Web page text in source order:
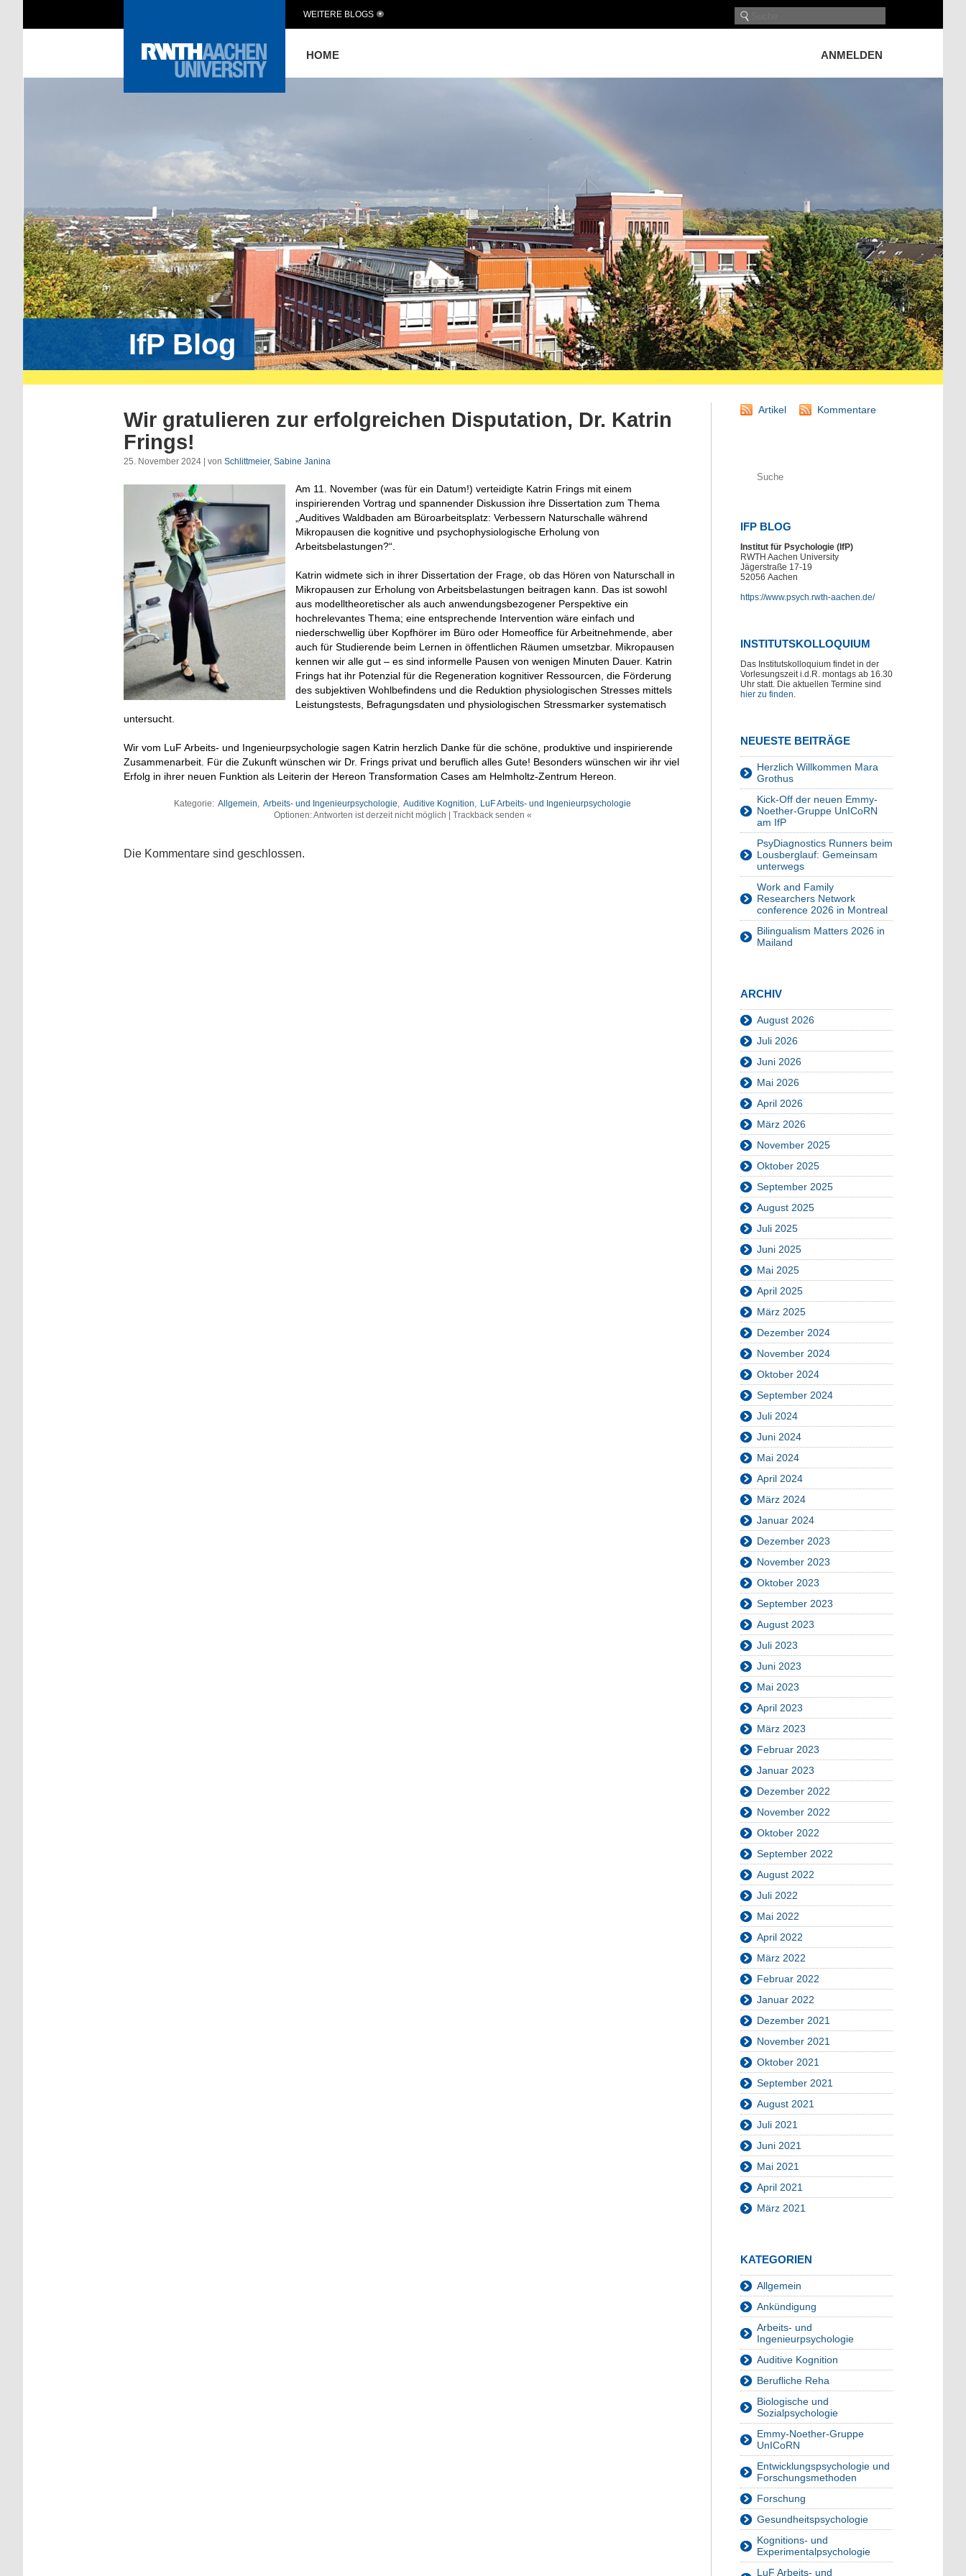
HOME ANMELDEN
WEITERE BLOGS
IfP Blog
Wir gratulieren zur erfolgreichen Disputation, Dr. Katrin
Frings!
25. November 2024 | von Schlittmeier, Sabine Janina
Am 11. November (was für ein Datum!) verteidigte Katrin Frings mit einem
inspirierenden Vortrag und spannender Diskussion ihre Dissertation zum Thema
„Auditives Waldbaden am Büroarbeitsplatz: Verbessern Naturschalle während
Mikropausen die kognitive und psychophysiologische Erholung von
Arbeitsbelastungen?“.
Katrin widmete sich in ihrer Dissertation der Frage, ob das Hören von Naturschall in
Mikropausen zur Erholung von Arbeitsbelastungen beitragen kann. Das ist sowohl
aus modelltheoretischer als auch anwendungsbezogener Perspektive ein
hochrelevantes Thema; eine entsprechende Intervention wäre einfach und
niederschwellig über Kopfhörer im Büro oder Homeoffice für Arbeitnehmende, aber
auch für Studierende beim Lernen in öffentlichen Räumen umsetzbar. Mikropausen
kennen wir alle gut – es sind informelle Pausen von wenigen Minuten Dauer. Katrin
Frings hat ihr Potenzial für die Regeneration kognitiver Ressourcen, die Förderung
des subjektiven Wohlbefindens und die Reduktion physiologischen Stresses mittels
Leistungstests, Befragungsdaten und physiologischen Stressmarker systematisch
untersucht.
Wir vom LuF Arbeits- und Ingenieurpsychologie sagen Katrin herzlich Danke für die schöne, produktive und inspirierende
Zusammenarbeit. Für die Zukunft wünschen wir Dr. Frings privat und beruflich alles Gute! Besonders wünschen wir ihr viel
Erfolg in ihrer neuen Funktion als Leiterin der Hereon Transformation Cases am Helmholtz-Zentrum Hereon.
Kategorie: Allgemein Arbeits- und Ingenieurpsychologie Auditive Kognition
LuF Arbeits- und Ingenieurpsychologie
Optionen: Antworten ist derzeit nicht möglich | Trackback senden «
Die Kommentare sind geschlossen.
Artikel Kommentare
IFP BLOG
Institut für Psychologie (IfP)
RWTH Aachen University
Jägerstraße 17-19
52056 Aachen
https://www.psych.rwth-aachen.de/
INSTITUTSKOLLOQUIUM
Das Institutskolloquium findet in der
Vorlesungszeit i.d.R. montags ab 16.30
Uhr statt. Die aktuellen Termine sind
hier zu finden.
NEUESTE BEITRÄGE
Herzlich Willkommen Mara
Grothus
Kick-Off der neuen Emmy-
Noether-Gruppe UnICoRN
am IfP
PsyDiagnostics Runners beim
Lousberglauf: Gemeinsam
unterwegs
Work and Family
Researchers Network
conference 2026 in Montreal
Bilingualism Matters 2026 in
Mailand
ARCHIV
August 2026
Juli 2026
Juni 2026
Mai 2026
April 2026
März 2026
November 2025
Oktober 2025
September 2025
August 2025
Juli 2025
Juni 2025
Mai 2025
April 2025
März 2025
Dezember 2024
November 2024
Oktober 2024
September 2024
Juli 2024
Juni 2024
Mai 2024
April 2024
März 2024
Januar 2024
Dezember 2023
November 2023
Oktober 2023
September 2023
August 2023
Juli 2023
Juni 2023
Mai 2023
April 2023
März 2023
Februar 2023
Januar 2023
Dezember 2022
November 2022
Oktober 2022
September 2022
August 2022
Juli 2022
Mai 2022
April 2022
März 2022
Februar 2022
Januar 2022
Dezember 2021
November 2021
Oktober 2021
September 2021
August 2021
Juli 2021
Juni 2021
Mai 2021
April 2021
März 2021
KATEGORIEN
Allgemein
Ankündigung
Arbeits- und
Ingenieurpsychologie
Auditive Kognition
Berufliche Reha
Biologische und
Sozialpsychologie
Emmy-Noether-Gruppe
UnICoRN
Entwicklungspsychologie und
Forschungsmethoden
Forschung
Gesundheitspsychologie
Kognitions- und
Experimentalpsychologie
LuF Arbeits- und